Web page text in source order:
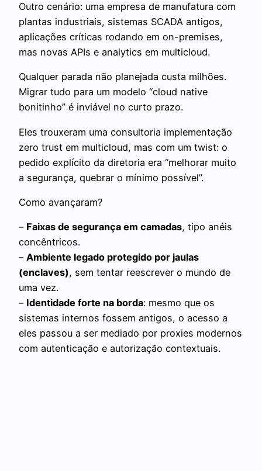
Outro cenário: uma empresa de manufatura com
plantas industriais, sistemas SCADA antigos,
aplicações críticas rodando em on-premises,
mas novas APIs e analytics em multicloud.
Qualquer parada não planejada custa milhões.
Migrar tudo para um modelo “cloud native
bonitinho” é inviável no curto prazo.
Eles trouxeram uma consultoria implementação
zero trust em multicloud, mas com um twist: o
pedido explícito da diretoria era “melhorar muito
a segurança, quebrar o mínimo possível”.
Como avançaram?
– Faixas de segurança em camadas, tipo anéis
concêntricos.
– Ambiente legado protegido por jaulas
(enclaves), sem tentar reescrever o mundo de
uma vez.
– Identidade forte na borda: mesmo que os
sistemas internos fossem antigos, o acesso a
eles passou a ser mediado por proxies modernos
com autenticação e autorização contextuais.